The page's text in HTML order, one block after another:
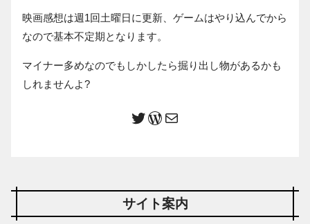
映画感想は週1回土曜日に更新、ゲームはやり込んでから
なので基本不定期となります。
マイナー多めなのでもしかしたら掘り出し物があるかも
しれませんよ?
サイト案内